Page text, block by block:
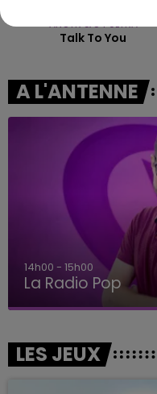
ANOTR & 54 ULTRA
Talk To You
A L'ANTENNE
14h00 - 15h00
La Radio Pop
LES JEUX